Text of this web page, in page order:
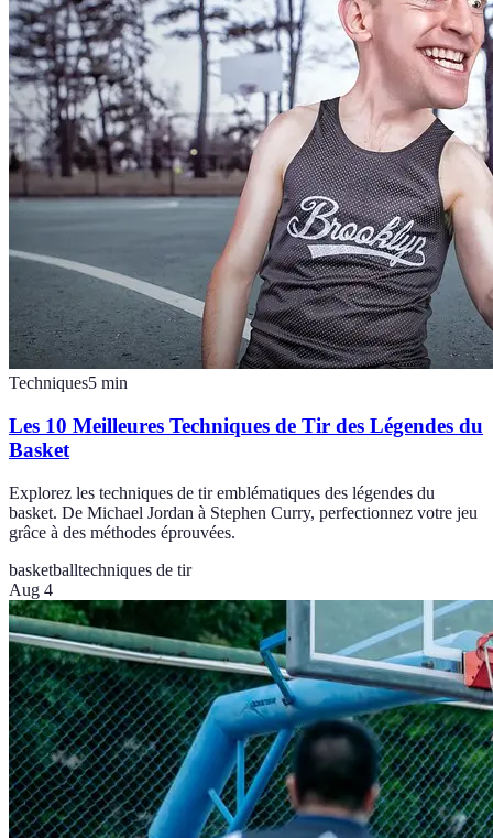
Techniques5 min
Les 10 Meilleures Techniques de Tir des Légendes du
Basket
Explorez les techniques de tir emblématiques des légendes du
basket. De Michael Jordan à Stephen Curry, perfectionnez votre jeu
grâce à des méthodes éprouvées.
basketballtechniques de tir
Aug 4